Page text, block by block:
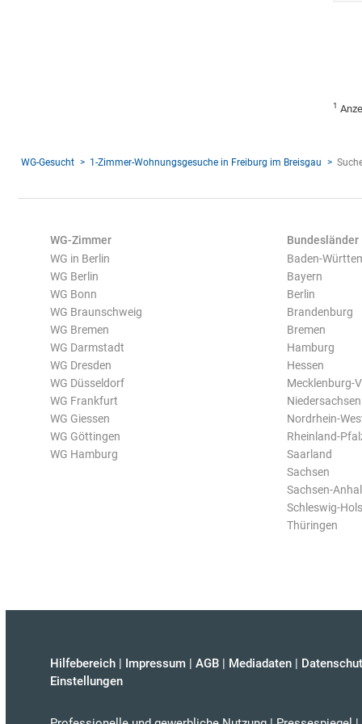
1
WG-Gesucht 1-Zimmer-Wohnungsgesuche in Freiburg im Breisgau
WG-Zimmer
WG in Berlin
WG Berlin
WG Bonn
WG Braunschweig
WG Bremen
WG Darmstadt
WG Dresden
WG Düsseldorf
WG Frankfurt
WG Giessen
WG Göttingen
WG Hamburg
Bundesländer
Baden-
Bayern
Berlin
Brandenburg
Bremen
Hamburg
Hessen
Mecklenburg-
Niedersachsen
Nordrhein-
Rheinland-
Saarland
Sachsen
Sachsen-
Schleswig-
Thüringen
Hilfebereich | Impressum | AGB | Mediadaten |
Einstellungen